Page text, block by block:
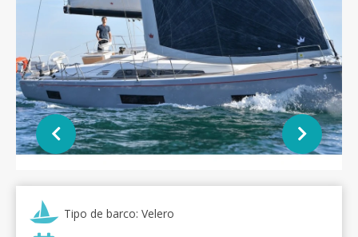
Tipo de barco: Velero